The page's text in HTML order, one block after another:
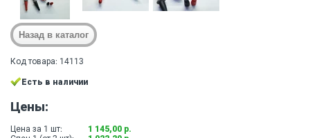
Код товара: 14113
Есть в наличии
Цены:
Цена за 1 шт:
1 145,00 р.